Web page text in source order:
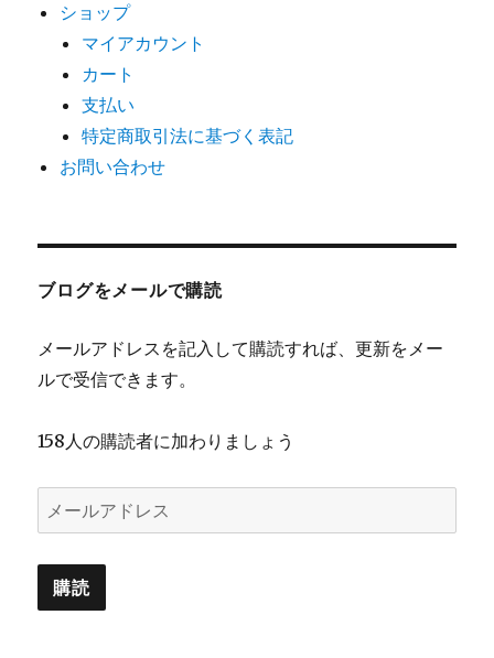
ショップ
マイアカウント
カート
支払い
特定商取引法に基づく表記
お問い合わせ
ブログをメールで購読
メールアドレスを記入して購読すれば、更新をメー
ルで受信できます。
158人の購読者に加わりましょう
ー
ル
ア購読